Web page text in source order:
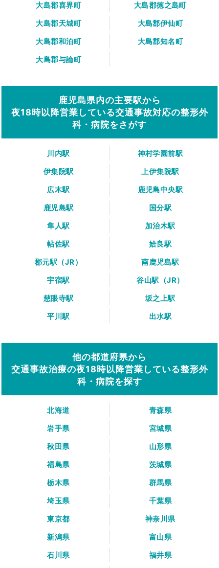
大島郡喜界町
大島郡徳之島町
大島郡天城町
大島郡伊仙町
大島郡和泊町
大島郡知名町
大島郡与論町
鹿児島県内の主要駅から
夜18時以降営業している交通事故対応の整形外
科・病院をさがす
川内駅
神村学園前駅
伊集院駅
上伊集院駅
広木駅
鹿児島中央駅
鹿児島駅
国分駅
隼人駅
加治木駅
帖佐駅
姶良駅
郡元駅（JR）
南鹿児島駅
宇宿駅
谷山駅（JR）
慈眼寺駅
坂之上駅
平川駅
出水駅
他の都道府県から
交通事故治療の夜18時以降営業している整形外
科・病院を探す
北海道
青森県
岩手県
宮城県
秋田県
山形県
福島県
茨城県
栃木県
群馬県
埼玉県
千葉県
東京都
神奈川県
新潟県
富山県
石川県
福井県